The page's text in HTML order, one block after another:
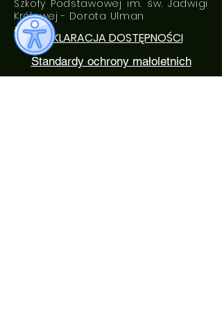
Szkoły Podstawowej im. św. Jadwigi
Królowej - Dorota Ulman
DEKLARACJA DOSTĘPNOŚCI
Standardy ochrony małoletnich